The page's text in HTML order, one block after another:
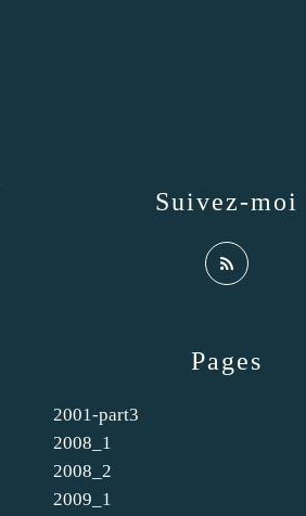
Pages
2001-part3
2008_1
2008_2
2009_1
Suivez-moi